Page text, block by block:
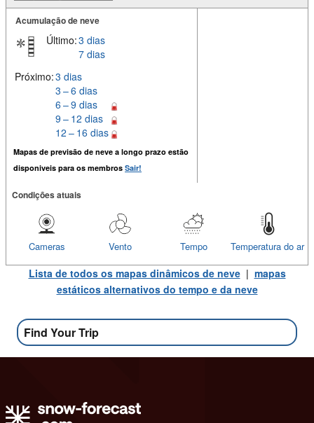
Acumulação de neve
Último:3 dias
7 dias
Próximo:3 dias
3 – 6 dias
6 – 9 dias
9 – 12 dias
12 – 16 dias
Mapas de previsão de neve a longo prazo estão
disponiveis para os membros Sair!
Condições atuais
Temperatura do ar
Tempo
Vento
Cameras
Lista de todos os mapas dinâmicos de neve| mapas
estáticos alternativos do tempo e da neve
Find Your Trip